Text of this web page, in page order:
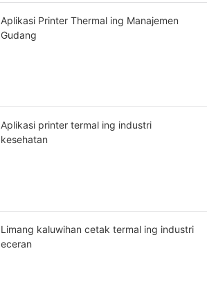
Aplikasi Printer Thermal ing Manajemen
Gudang
Aplikasi printer termal ing industri
kesehatan
Limang kaluwihan cetak termal ing industri
eceran